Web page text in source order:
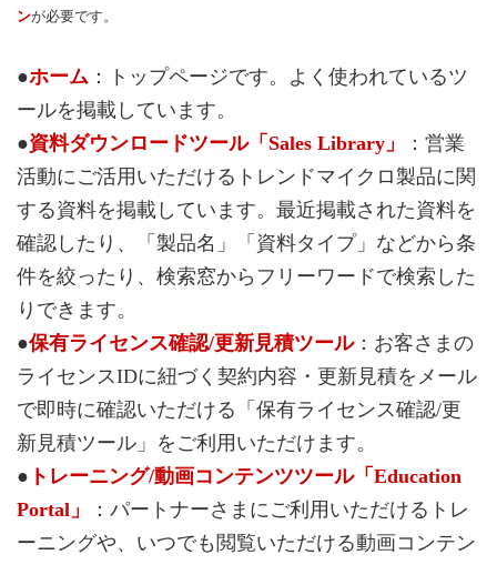
ンが必要です。
●ホーム ：トップページです。よく使われているツ
ールを掲載しています。
●資料ダウンロードツール「Sales Library」
：営業
活動にご活用いただけるトレンドマイクロ製品に関
する資料を掲載しています。最近掲載された資料を
確認したり、「製品名」「資料タイプ」などから条
件を絞ったり、検索窓からフリーワードで検索した
りできます。
●保有ライセンス確認/更新見積ツール：お客さまの
ライセンスIDに紐づく契約内容・更新見積をメール
で即時に確認いただける「保有ライセンス確認/更
新見積ツール」をご利用いただけます。
● トレーニング/動画コンテンツツール「Education
Portal」
：パートナーさまにご利用いただけるトレ
ーニングや、いつでも閲覧いただける動画コンテン